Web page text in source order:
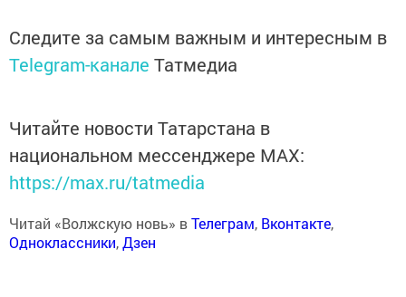
Следите за самым важным и интересным в
Telegram-канале Татмедиа
Читайте новости Татарстана в
национальном мессенджере MАХ:
https://max.ru/tatmedia
Читай «Волжскую новь» вТелеграм, Вконтакте,
Одноклассники,Дзен